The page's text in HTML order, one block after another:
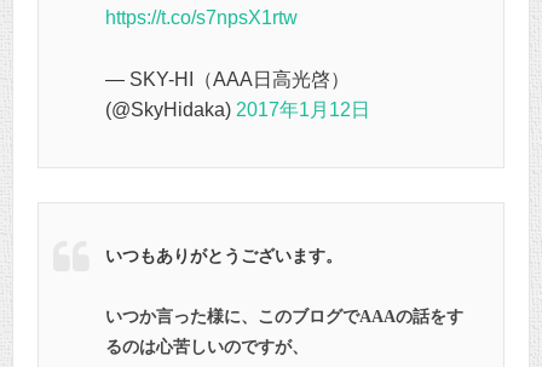
https://t.co/s7npsX1rtw
— SKY-HI（AAA日高光啓）
(@SkyHidaka) 2017年1月12日
いつもありがとうございます。
いつか言った様に、このブログでAAAの話をす
るのは心苦しいのですが、